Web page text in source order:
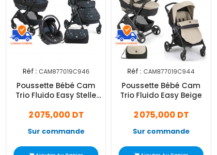
Réf : CAM877019C946
Poussette Bébé Cam
Trio Fluido Easy Stelle
2 075,000 DT
Sur commande
Réf : CAM877019C944
Poussette Bébé Cam
Trio Fluido Easy Beige
2 075,000 DT
Sur commande